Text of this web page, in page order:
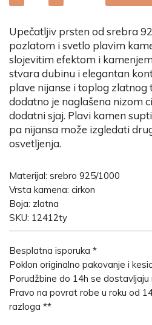
Upečatljiv prsten od srebra
pozlatom i svetlo plavim
slojevitim efektom i
stvara dubinu i elegantan
plave nijanse i toplog zlatnog
dodatno je naglašena nizom
dodatni sjaj. Plavi kamen
pa nijansa može izgledati
osvetljenja.
Materijal: srebro 925/1000
Vrsta kamena: cirkon
Boja: zlatna
SKU: 12412ty
Besplatna isporuka *
Poklon originalno pakovanje i
Porudžbine do 14h se dostavljaju
Pravo na povrat robe u roku od
razloga **